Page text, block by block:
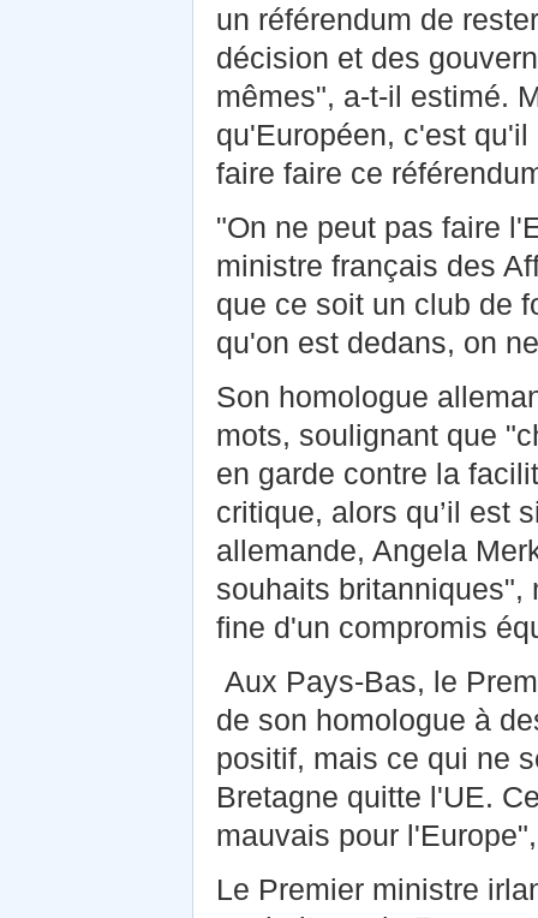
un référendum de
décision et des
mêmes", a-t-il estimé.
qu'Européen, c'est
faire faire ce
"On ne peut pas faire
ministre français des
que ce soit un club de
qu'on est dedans, on
Son homologue
mots, soulignant que
en garde contre la
critique, alors qu’il est
allemande, Angela
souhaits
fine d'un compromis
Aux Pays-Bas, le
de son homologue à
positif, mais ce qui ne
Bretagne quitte l'UE.
mauvais pour
Le Premier ministre